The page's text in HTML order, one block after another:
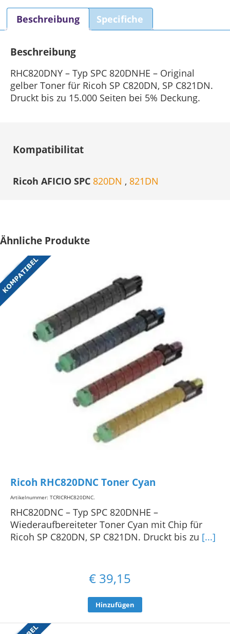
Toner
Gelb
Menge
Beschreibung Specifiche
Beschreibung
RHC820DNY – Typ SPC 820DNHE – Original
gelber Toner für Ricoh SP C820DN, SP C821DN.
Druckt bis zu 15.000 Seiten bei 5% Deckung.
Kompatibilitat
Ricoh AFICIO SPC 820DN , 821DN
Ähnliche Produkte
Ricoh RHC820DNC Toner Cyan
Artikelnummer: TCRICRHC820DNC.
RHC820DNC – Typ SPC 820DNHE –
Wiederaufbereiteter Toner Cyan mit Chip für
Ricoh SP C820DN, SP C821DN. Druckt bis zu [...]
€ 39,15
Hinzufügen